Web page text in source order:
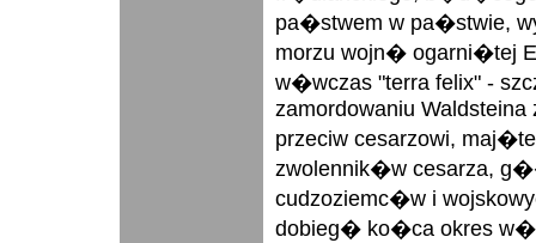
pa�stwem w pa�stwie,
morzu wojn� ogarni�tej
w�wczas "terra felix" -
zamordowaniu Waldsteina
przeciw cesarzowi,
zwolennik�w cesarza,
cudzoziemc�w i
dobieg� ko�ca okres